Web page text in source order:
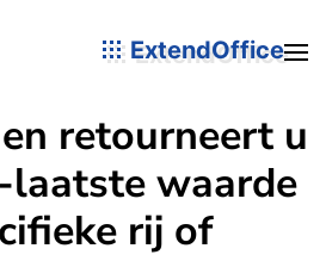
ExtendOffice
retourneert u
laatste waarde
rij of